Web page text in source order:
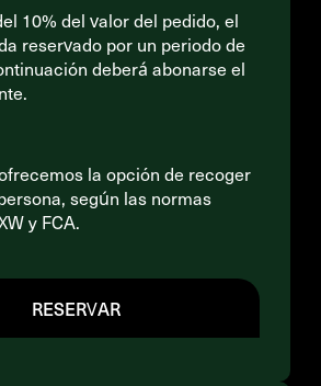
10% del valor del pedido, el
reservado por un periodo de
deberá abonarse el
la opción de recoger
según las normas
y FCA.
RESERVAR